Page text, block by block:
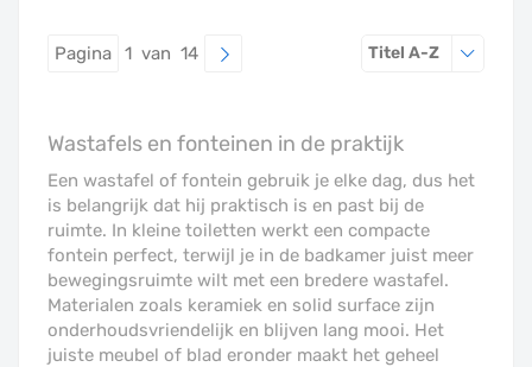
Titel A-ZSorteren op
Pagina 1 van 14
Wastafels en fonteinen in de praktijk
Een wastafel of fontein gebruik je elke dag, dus het
is belangrijk dat hij praktisch is en past bij de
ruimte. In kleine toiletten werkt een compacte
fontein perfect, terwijl je in de badkamer juist meer
bewegingsruimte wilt met een bredere wastafel.
Materialen zoals keramiek en solid surface zijn
onderhoudsvriendelijk en blijven lang mooi. Het
juiste meubel of blad eronder maakt het geheel